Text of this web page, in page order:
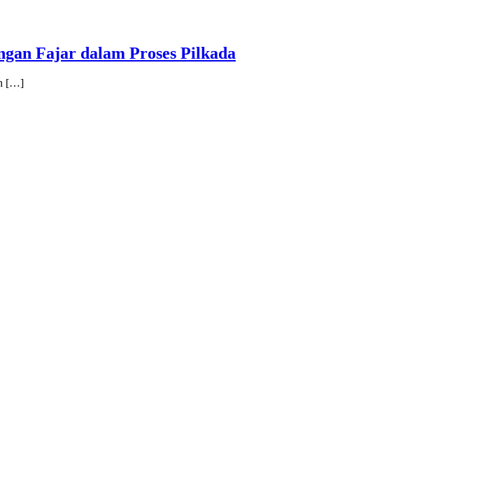
Fajar dalam Proses Pilkada
[…]